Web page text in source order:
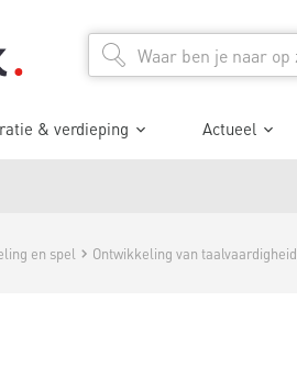
& verdieping Actueel
en spel Ontwikkeling van taalvaardigheid